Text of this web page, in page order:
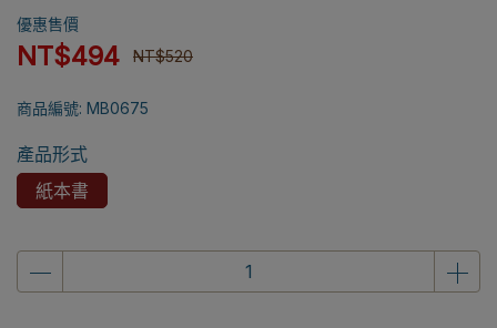
優惠售價
NT$494 NT$520
商品編號: MB0675
產品形式
紙本書